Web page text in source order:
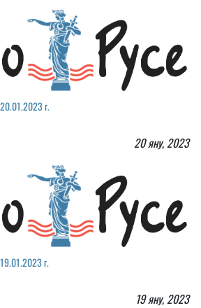
г.
20 яну, 2023
г.
19 яну, 2023